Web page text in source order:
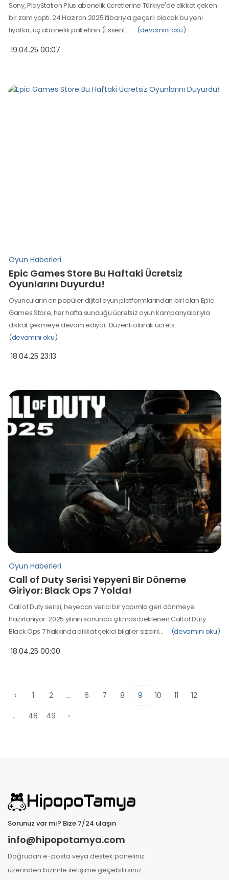
Sony, PlayStation Plus abonelik ücretlerine Türkiye'de dikkat çeken
bir zam yaptı. 24 Haziran 2025 itibarıyla geçerli olacak bu yeni
fiyatlar, üç abonelik paketinin (Essent…
(devamını oku)
19.04.25 00:07
Oyun Haberleri
Epic Games Store Bu Haftaki Ücretsiz
Oyunlarını Duyurdu!
Oyuncuların en popüler dijital oyun platformlarından biri olan Epic
Games Store, her hafta sunduğu ücretsiz oyun kampanyalarıyla
dikkat çekmeye devam ediyor. Düzenli olarak ücrets…
(devamını oku)
18.04.25 23:13
Oyun Haberleri
Call of Duty Serisi Yepyeni Bir Döneme
Giriyor: Black Ops 7 Yolda!
Call of Duty serisi, heyecan verici bir yapımla geri dönmeye
hazırlanıyor. 2025 yılının sonunda çıkması beklenen Call of Duty:
Black Ops 7 hakkında dikkat çekici bilgiler sızdırıl…
(devamını oku)
18.04.25 00:00
‹ 1 2 ... 6 7 8 9 10 11
12
...
48 49 ›
Sorunuz var mı? Bize 7/24 ulaşın
info@hipopotamya.com
Doğrudan e-posta veya destek paneliniz
üzerinden bizimle iletişime geçebilirsiniz.